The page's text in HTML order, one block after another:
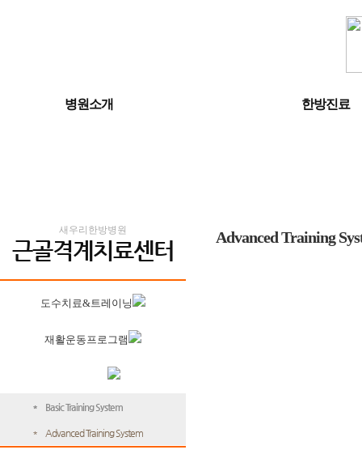
병원소개 한방진료
새우리한방병원
근골격계치료센터
도수치료&트레이닝
재활운동프로그램
* Basic Training System
* Advanced Training System
Advanced Training